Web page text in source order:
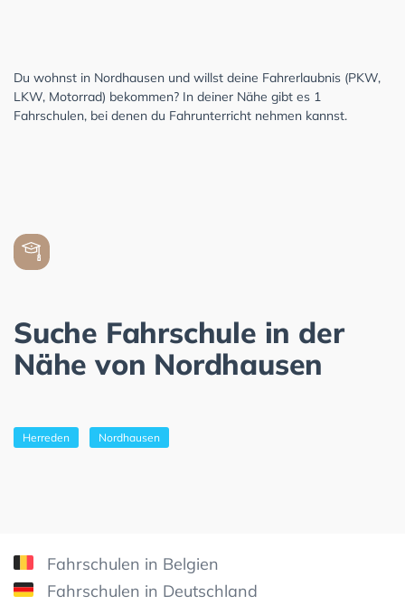
Du wohnst in Nordhausen und willst deine Fahrerlaubnis (PKW,
LKW, Motorrad) bekommen? In deiner Nähe gibt es 1
Fahrschulen, bei denen du Fahrunterricht nehmen kannst.
Suche Fahrschule in der
Nähe von Nordhausen
Herreden Nordhausen
Fahrschulen in Belgien
Fahrschulen in Deutschland